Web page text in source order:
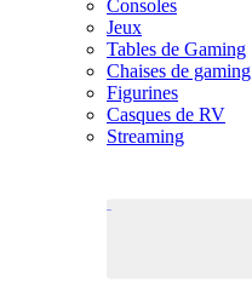
Consoles
Jeux
Tables de Gaming
Chaises de gaming
Figurines
Casques de RV
Streaming